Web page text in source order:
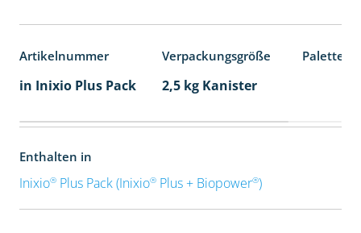
Artikelnummer Verpackungsgröße
in Inixio Plus Pack 2,5 kg Kanister
Enthalten in
Inixio®Plus Pack (Inixio®Plus + Biopower®)